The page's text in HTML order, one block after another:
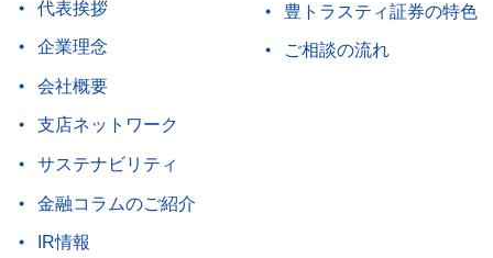
代表挨拶
企業理念
会社概要
支店ネットワーク
サステナビリティ
金融コラムのご紹介
IR情報
豊トラスティ証券の特色
ご相談の流れ